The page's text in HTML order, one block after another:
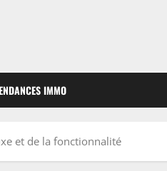
IMMO
et de la fonctionnalité